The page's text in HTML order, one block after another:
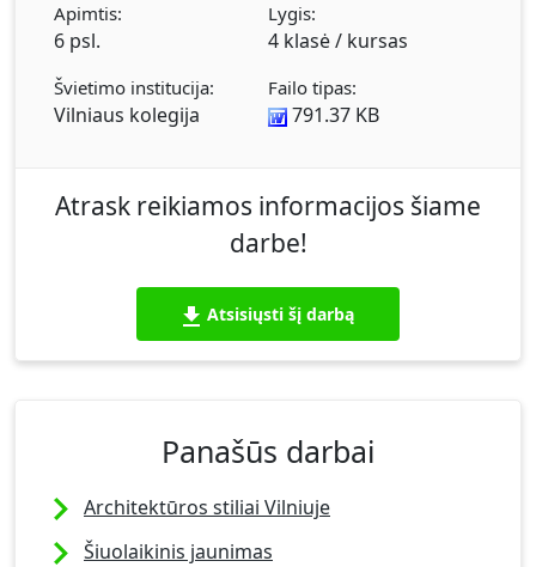
Apimtis:
6 psl.
Lygis:
4 klasė / kursas
Švietimo institucija:
Vilniaus kolegija
Failo tipas:
791.37 KB
Atrask reikiamos informacijos šiame
darbe!
Atsisiųsti šį darbą
Panašūs darbai
Architektūros stiliai Vilniuje
Šiuolaikinis jaunimas